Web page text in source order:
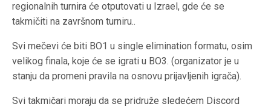
regionalnih turnira će otputovati u Izrael, gde će se
takmičiti na završnom turniru..
Svi mečevi će biti BO1 u single elimination formatu, osim
velikog finala, koje će se igrati u BO3. (organizator je u
stanju da promeni pravila na osnovu prijavljenih igrača).
Svi takmičari moraju da se pridruže sledećem Discord